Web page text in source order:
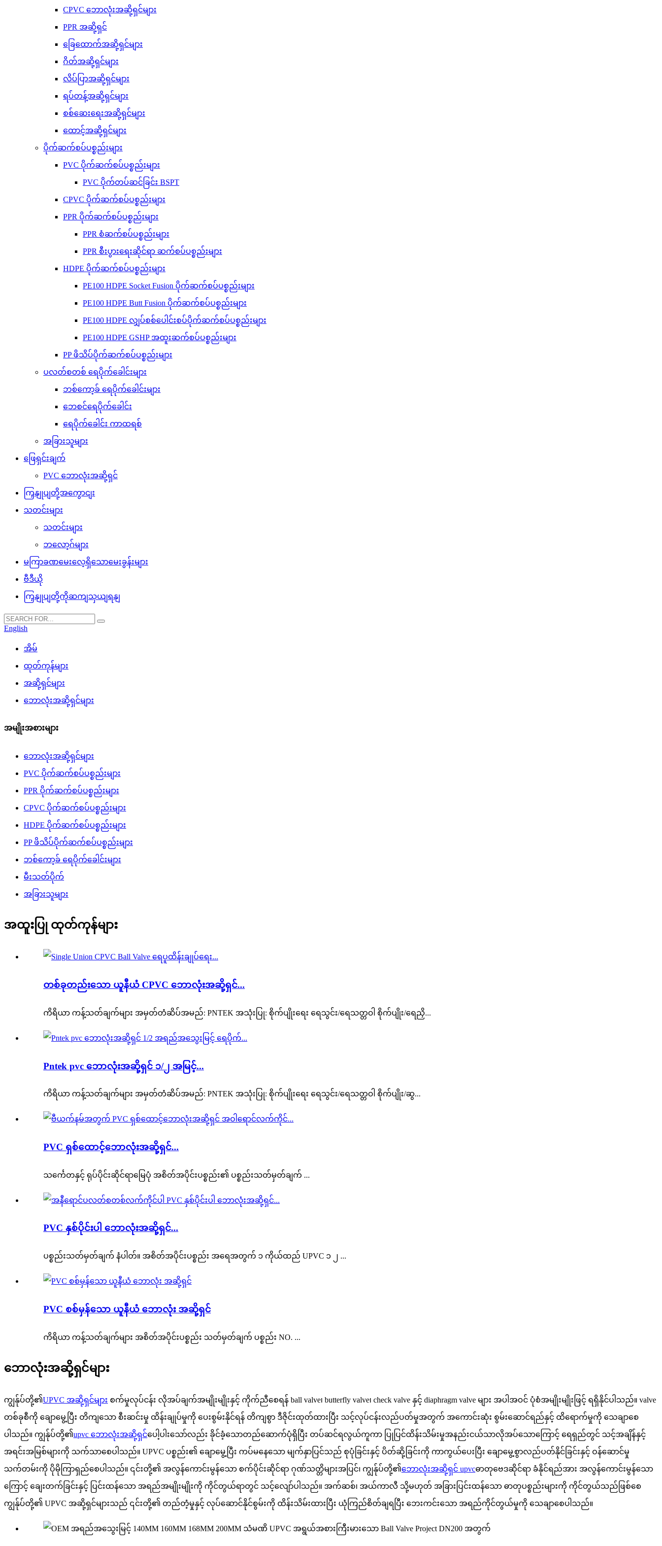
CPVC ဘောလုံးအဆို့ရှင်များ
PPR အဆို့ရှင်
ခြေထောက်အဆို့ရှင်များ
ဂိတ်အဆို့ရှင်များ
လိပ်ပြာအဆို့ရှင်များ
ရပ်တန့်အဆို့ရှင်များ
စစ်ဆေးရေးအဆို့ရှင်များ
ထောင့်အဆို့ရှင်များ
ပိုက်ဆက်စပ်ပစ္စည်းများ
PVC ပိုက်ဆက်စပ်ပစ္စည်းများ
PVC ပိုက်တပ်ဆင်ခြင်း BSPT
CPVC ပိုက်ဆက်စပ်ပစ္စည်းများ
PPR ပိုက်ဆက်စပ်ပစ္စည်းများ
PPR စံဆက်စပ်ပစ္စည်းများ
PPR စီးပွားရေးဆိုင်ရာ ဆက်စပ်ပစ္စည်းများ
HDPE ပိုက်ဆက်စပ်ပစ္စည်းများ
PE100 HDPE Socket Fusion ပိုက်ဆက်စပ်ပစ္စည်းများ
PE100 HDPE Butt Fusion ပိုက်ဆက်စပ်ပစ္စည်းများ
PE100 HDPE လျှပ်စစ်ပေါင်းစပ်ပိုက်ဆက်စပ်ပစ္စည်းများ
PE100 HDPE GSHP အထူးဆက်စပ်ပစ္စည်းများ
PP ဖိသိပ်ပိုက်ဆက်စပ်ပစ္စည်းများ
ပလတ်စတစ် ရေပိုက်ခေါင်းများ
ဘစ်ကော့ခ် ရေပိုက်ခေါင်းများ
ဘေစင်ရေပိုက်ခေါင်း
ရေပိုက်ခေါင်း ကာထရစ်
အခြားသူများ
ဖြေရှင်းချက်
PVC ဘောလုံးအဆို့ရှင်
ကြှနျုပျတို့အကွောငျး
သတင်းများ
သတင်းများ
ဘလော့ဂ်များ
မကြာခဏမေးလေ့ရှိသောမေးခွန်းများ
ဗီဒီယို
ကြှနျုပျတို့ကိုဆကျသှယျရနျ
English
အိမ်
ထုတ်ကုန်များ
အဆို့ရှင်များ
ဘောလုံးအဆို့ရှင်များ
အမျိုးအစားများ
ဘောလုံးအဆို့ရှင်များ
PVC ပိုက်ဆက်စပ်ပစ္စည်းများ
PPR ပိုက်ဆက်စပ်ပစ္စည်းများ
CPVC ပိုက်ဆက်စပ်ပစ္စည်းများ
HDPE ပိုက်ဆက်စပ်ပစ္စည်းများ
PP ဖိသိပ်ပိုက်ဆက်စပ်ပစ္စည်းများ
ဘစ်ကော့ခ် ရေပိုက်ခေါင်းများ
မီးသတ်ပိုက်
အခြားသူများ
အထူးပြု ထုတ်ကုန်များ
တစ်ခုတည်းသော ယူနီယံ CPVC ဘောလုံးအဆို့ရှင်...
ကိရိယာ ကန့်သတ်ချက်များ အမှတ်တံဆိပ်အမည်: PNTEK အသုံးပြု: စိုက်ပျိုးရေး ရေသွင်း/ရေသတ္တဝါ စိုက်ပျိုး/ရေညှိ...
Pntek pvc ဘောလုံးအဆို့ရှင် ၁/၂ အမြင့်...
ကိရိယာ ကန့်သတ်ချက်များ အမှတ်တံဆိပ်အမည်: PNTEK အသုံးပြု: စိုက်ပျိုးရေး ရေသွင်း/ရေသတ္တဝါ စိုက်ပျိုး/ဆွ...
PVC ရှစ်ထောင့်ဘောလုံးအဆို့ရှင်...
သင်္ကေတနှင့် ရုပ်ပိုင်းဆိုင်ရာမြေပုံ အစိတ်အပိုင်းပစ္စည်း၏ ပစ္စည်းသတ်မှတ်ချက် ...
PVC နှစ်ပိုင်းပါ ဘောလုံးအဆို့ရှင်...
ပစ္စည်းသတ်မှတ်ချက် နံပါတ်။ အစိတ်အပိုင်းပစ္စည်း အရေအတွက် ၁ ကိုယ်ထည် UPVC ၁ ၂ ...
PVC စစ်မှန်သော ယူနီယံ ဘောလုံး အဆို့ရှင်
ကိရိယာ ကန့်သတ်ချက်များ အစိတ်အပိုင်းပစ္စည်း သတ်မှတ်ချက် ပစ္စည်း NO. ...
ဘောလုံးအဆို့ရှင်များ
ကျွန်ုပ်တို့၏UPVC အဆို့ရှင်များ စက်မှုလုပ်ငန်း လိုအပ်ချက်အမျိုးမျိုးနှင့် ကိုက်ညီစေရန် ball valve၊ butterfly valve၊ check valve နှင့် diaphragm valve များ အပါအဝင် ပုံစံအမျိုးမျိုးဖြင့် ရရှိနိုင်ပါသည်။ valve
တစ်ခုစီကို ချောမွေ့ပြီး တိကျသော စီးဆင်းမှု ထိန်းချုပ်မှုကို ပေးစွမ်းနိုင်ရန် တိကျစွာ ဒီဇိုင်းထုတ်ထားပြီး သင့်လုပ်ငန်းလည်ပတ်မှုအတွက် အကောင်းဆုံး စွမ်းဆောင်ရည်နှင့် ထိရောက်မှုကို သေချာစေ
ပါသည်။ ကျွန်ုပ်တို့၏upvc ဘောလုံးအဆို့ရှင်ပေါ့ပါးသော်လည်း ခိုင်ခံ့သောတည်ဆောက်ပုံရှိပြီး တပ်ဆင်ရလွယ်ကူကာ ပြုပြင်ထိန်းသိမ်းမှုအနည်းငယ်သာလိုအပ်သောကြောင့် ရေရှည်တွင် သင့်အချိန်နှင့်
အရင်းအမြစ်များကို သက်သာစေပါသည်။ UPVC ပစ္စည်း၏ ချောမွေ့ပြီး ကပ်မနေသော မျက်နှာပြင်သည် စုပုံခြင်းနှင့် ပိတ်ဆို့ခြင်းကို ကာကွယ်ပေးပြီး ချောမွေ့စွာလည်ပတ်နိုင်ခြင်းနှင့် ဝန်ဆောင်မှု
သက်တမ်းကို ပိုမိုကြာရှည်စေပါသည်။ ၎င်းတို့၏ အလွန်ကောင်းမွန်သော စက်ပိုင်းဆိုင်ရာ ဂုဏ်သတ္တိများအပြင်၊ ကျွန်ုပ်တို့၏ဘောလုံးအဆို့ရှင် upvcဓာတုဗေဒဆိုင်ရာ ခံနိုင်ရည်အား အလွန်ကောင်းမွန်သော
ကြောင့် ချေးတက်ခြင်းနှင့် ပြင်းထန်သော အရည်အမျိုးမျိုးကို ကိုင်တွယ်ရာတွင် သင့်လျော်ပါသည်။ အက်ဆစ်၊ အယ်ကာလီ သို့မဟုတ် အခြားပြင်းထန်သော ဓာတုပစ္စည်းများကို ကိုင်တွယ်သည်ဖြစ်စေ
ကျွန်ုပ်တို့၏ UPVC အဆို့ရှင်များသည် ၎င်းတို့၏ တည်တံ့မှုနှင့် လုပ်ဆောင်နိုင်စွမ်းကို ထိန်းသိမ်းထားပြီး ယုံကြည်စိတ်ချရပြီး ဘေးကင်းသော အရည်ကိုင်တွယ်မှုကို သေချာစေပါသည်။